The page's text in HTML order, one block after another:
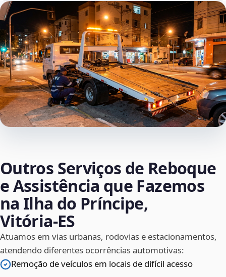
Outros Serviços de Reboque
e Assistência que Fazemos
na Ilha do Príncipe,
Vitória‑ES
Atuamos em vias urbanas, rodovias e estacionamentos,
atendendo diferentes ocorrências automotivas:
Remoção de veículos em locais de difícil acesso